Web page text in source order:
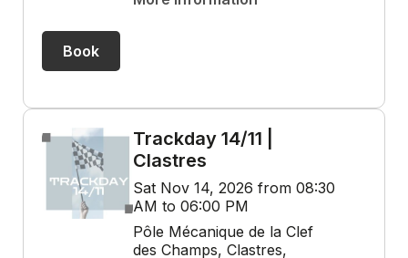
Book
Trackday 14/11 |
Clastres
Sat Nov 14, 2026 from 08:30
AM to 06:00 PM
Pôle Mécanique de la Clef
des Champs, Clastres,